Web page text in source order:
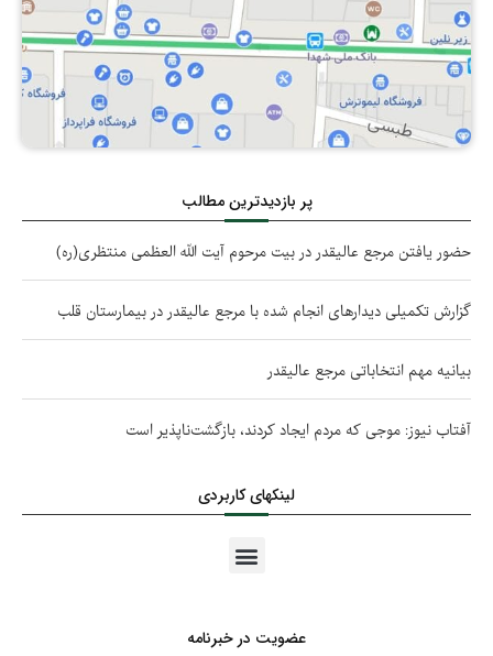
پر بازدیدترین مطالب
حضور یافتن مرجع عالیقدر در بیت مرحوم آیت الله العظمی منتظری(ره)
گزارش تکمیلی دیدارهای انجام شده با مرجع عالیقدر در بیمارستان قلب
بیانیه مهم انتخاباتی مرجع عالیقدر
آفتاب نیوز: موجی که مردم ایجاد کردند، بازگشت‌ناپذیر است
لینکهای کاربردی
عضویت در خبرنامه